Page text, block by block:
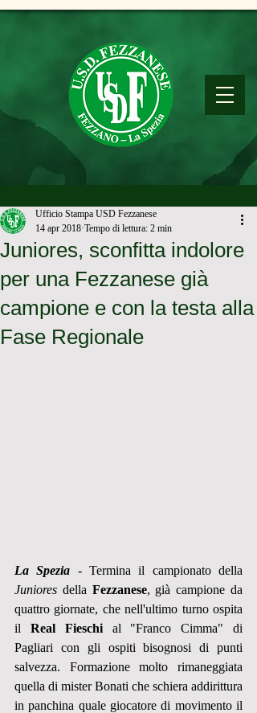
Juniores, sconfitta indolore
per una Fezzanese già
campione e con la testa alla
Fase Regionale
Ufficio Stampa USD Fezzanese
14 apr 2018 Tempo di lettura: 2 min
La Spezia
Juniores della Fezzanese, già campione da
quattro giornate, che nell'ultimo turno ospita
il Real Fieschi al "Franco Cimma" di
Pagliari con gli ospiti bisognosi di punti
salvezza. Formazione molto rimaneggiata
quella di mister Bonati che schiera addirittura
in panchina quale giocatore di movimento il